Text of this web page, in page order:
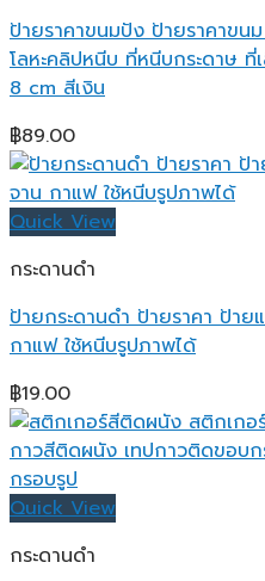
ป้ายราคาขนมปัง ป้ายราคาขน
โลหะคลิปหนีบ ที่หนีบกระดาษ
8 cm สีเงิน
฿89.00
Quick View
กระดานดำ
ป้ายกระดานดำ ป้ายราคา ป้า
กาแฟ ใช้หนีบรูปภาพได้
฿19.00
Quick View
กระดานดำ